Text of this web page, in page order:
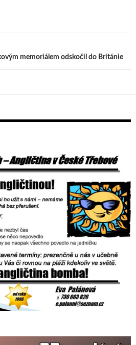
memoriálem odskočil do Británie